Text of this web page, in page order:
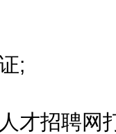
;
招聘网